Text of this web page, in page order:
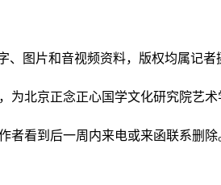
图片和音视频资料，版权均属记
为北京正念正心国学文化研究院艺
者看到后一周内来电或来函联系删除